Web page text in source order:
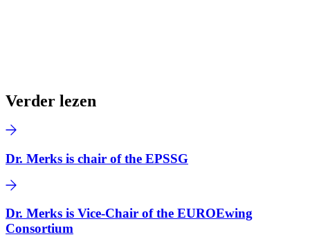
Verder lezen
Dr. Merks is chair of the EPSSG
Dr. Merks is Vice-Chair of the EUROEwing
Consortium